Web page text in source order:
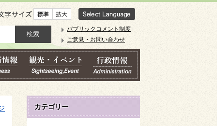
文字サイズ
パブリックコメント制度
ご意見・お問い合わせ
カテゴリー